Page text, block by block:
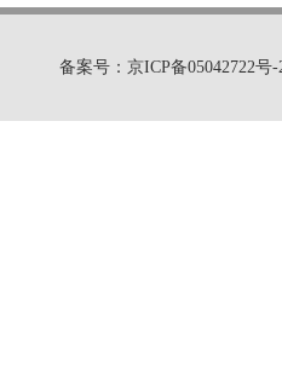
备案号：京ICP备05042722